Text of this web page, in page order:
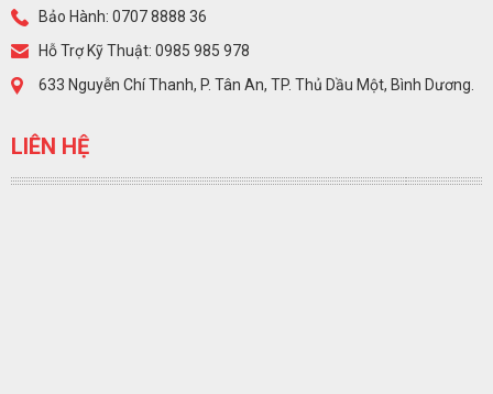
Bảo Hành: 0707 8888 36
Hỗ Trợ Kỹ Thuật: 0985 985 978
633 Nguyễn Chí Thanh, P. Tân An, TP. Thủ Dầu Một, Bình Dương.
LIÊN HỆ